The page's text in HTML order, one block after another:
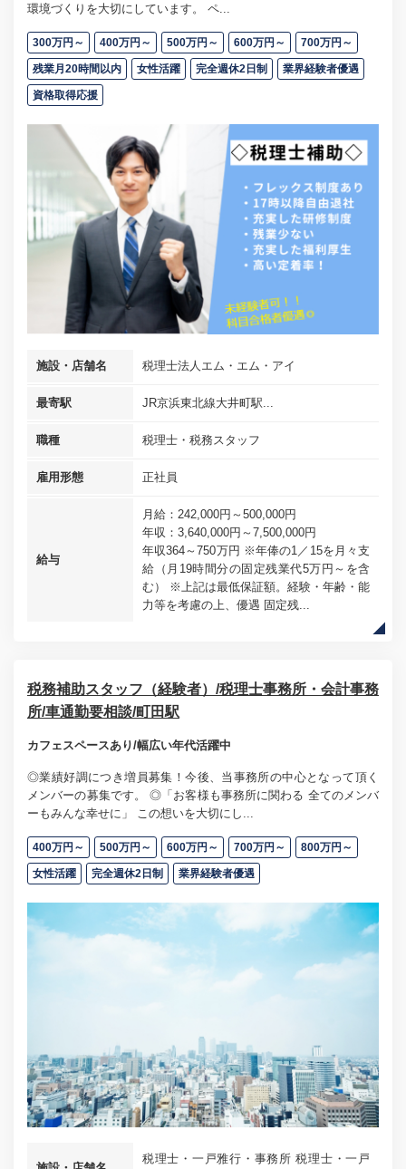
環境づくりを大切にしています。 ペ...
300万円～ 400万円～ 500万円～ 600万円～ 700万円～
残業月20時間以内 女性活躍 完全週休2日制 業界経験者優遇
資格取得応援
施設・店舗名 税理士法人エム・エム・アイ
最寄駅 JR京浜東北線大井町駅...
職種 税理士・税務スタッフ
雇用形態 正社員
給与
月給：242,000円～500,000円
年収：3,640,000円～7,500,000円
年収364～750万円 ※年俸の1／15を月々支
給（月19時間分の固定残業代5万円～を含
む） ※上記は最低保証額。経験・年齢・能
力等を考慮の上、優遇 固定残...
税務補助スタッフ（経験者）/税理士事務所・会計事務
所/車通勤要相談/町田駅
カフェスペースあり/幅広い年代活躍中
◎業績好調につき増員募集！今後、当事務所の中心となって頂く
メンバーの募集です。 ◎「お客様も事務所に関わる 全てのメンバ
ーもみんな幸せに」 この想いを大切にし...
400万円～ 500万円～ 600万円～ 700万円～ 800万円～
女性活躍 完全週休2日制 業界経験者優遇
税理士・一戸雅行・事務所 税理士・一戸